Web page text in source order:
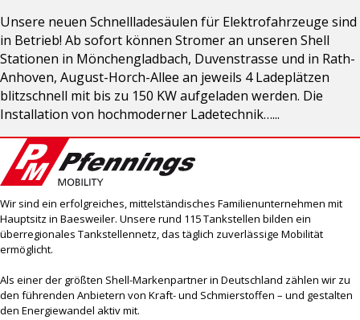
Unsere neuen Schnellladesäulen für Elektrofahrzeuge sind
in Betrieb! Ab sofort können Stromer an unseren Shell
Stationen in Mönchengladbach, Duvenstrasse und in Rath-
Anhoven, August-Horch-Allee an jeweils 4 Ladeplätzen
blitzschnell mit bis zu 150 KW aufgeladen werden. Die
Installation von hochmoderner Ladetechnik…...
Wir sind ein erfolgreiches, mittelständisches Familienunternehmen mit
Hauptsitz in Baesweiler. Unsere rund 115 Tankstellen bilden ein
überregionales Tankstellennetz, das täglich zuverlässige Mobilität
ermöglicht.
Als einer der größten Shell-Markenpartner in Deutschland zählen wir zu
den führenden Anbietern von Kraft- und Schmierstoffen – und gestalten
den Energiewandel aktiv mit.